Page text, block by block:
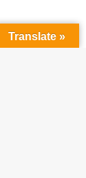
Translate »